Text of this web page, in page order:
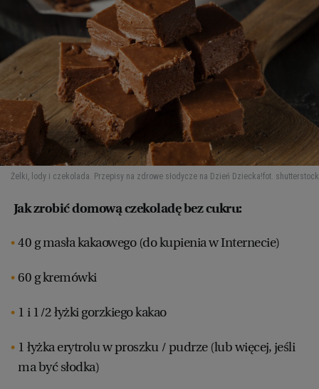
Żelki, lody i czekolada. Przepisy na zdrowe słodycze na Dzień Dziecka!fot. shutterstock
Jak zrobić domową czekoladę bez cukru:
40 g masła kakaowego (do kupienia w Internecie)
60 g kremówki
1 i 1/2 łyżki gorzkiego kakao
1 łyżka erytrolu w proszku / pudrze (lub więcej, jeśli
ma być słodka)